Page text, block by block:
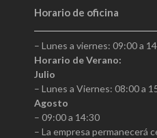
Horario de oficina
– Lunes a viernes: 09:00 a
Horario de Verano:
Julio
– Lunes a Viernes: 08:00 a
Agosto
– 09:00 a 14:30
– La empresa permanecerá